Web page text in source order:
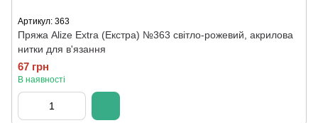
Артикул: 363
Пряжа Alize Extra (Екстра) №363 світло-рожевий, акрилова
нитки для в'язання
67 грн
В наявності